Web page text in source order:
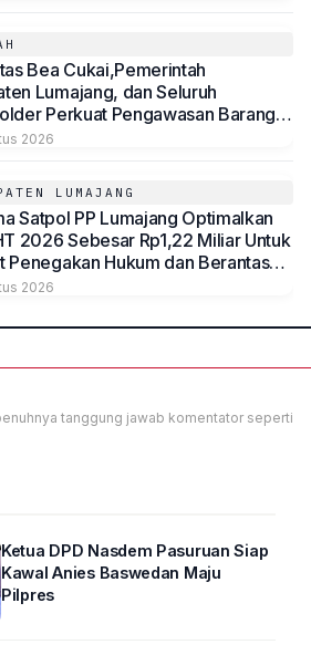
Bea Cukai,Pemerintah
Lumajang, dan Seluruh
Perkuat Pengawasan Barang
Ilegal Melalui Pemanfaatan
2026
LUMAJANG
Satpol PP Lumajang Optimalkan
2026 Sebesar Rp1,22 Miliar Untuk
Penegakan Hukum dan Berantas
2026
tanggung jawab komentator seperti
Ketua DPD Nasdem Pasuruan Siap
Kawal Anies Baswedan Maju
Pilpres